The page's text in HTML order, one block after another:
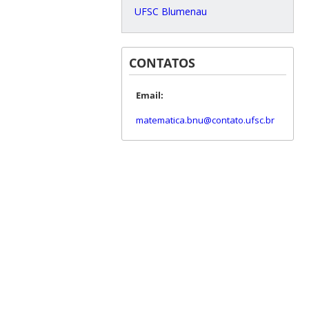
UFSC Blumenau
CONTATOS
Email:
matematica.bnu@contato.ufsc.br